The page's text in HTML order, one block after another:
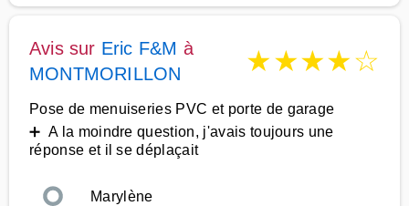
Avis sur Eric F&M à
MONTMORILLON
★★★★☆
Pose de menuiseries PVC et porte de garage
➕ A la moindre question, j'avais toujours une
réponse et il se déplaçait
Marylène